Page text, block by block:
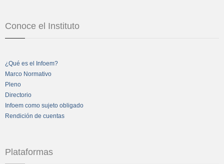
Conoce el Instituto
¿Qué es el Infoem?
Marco Normativo
Pleno
Directorio
Infoem como sujeto obligado
Rendición de cuentas
Plataformas